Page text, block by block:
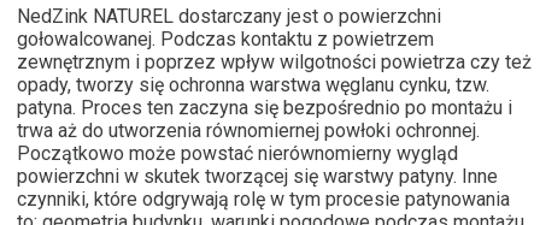
NedZink NATUREL dostarczany jest o powierzchni
gołowalcowanej. Podczas kontaktu z powietrzem
zewnętrznym i poprzez wpływ wilgotności powietrza czy też
opady, tworzy się ochronna warstwa węglanu cynku, tzw.
patyna. Proces ten zaczyna się bezpośrednio po montażu i
trwa aż do utworzenia równomiernej powłoki ochronnej.
Początkowo może powstać nierównomierny wygląd
powierzchni w skutek tworzącej się warstwy patyny. Inne
czynniki, które odgrywają rolę w tym procesie patynowania